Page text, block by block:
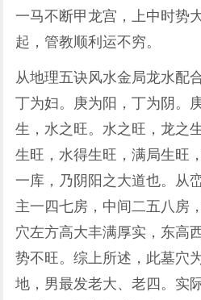
一马不断甲龙宫，上中时势
起，管教顺利运不穷。
从地理五诀风水金局龙水配
丁为妇。庚为阳，丁为阴。
生，水之旺。水之旺，龙之
生旺，水得生旺，满局生旺
一库，乃阴阳之大道也。从
主一四七房，中间二五八房
穴左方高大丰满厚实，东高
势不旺。综上所述，此墓穴
地，男最发老大、老四。实